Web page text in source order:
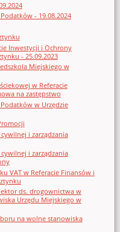
- 19.08.2024
Inwestycji i Ochrony
- 25.09.2023
Miejskiego w
w Referacie
na zastępstwo
w Urzędzie
i zarządzania
i zarządzania
VAT w Referacie Finansów i
ds. drogownictwa w
Urzędu Miejskiego w
na wolne stanowiska